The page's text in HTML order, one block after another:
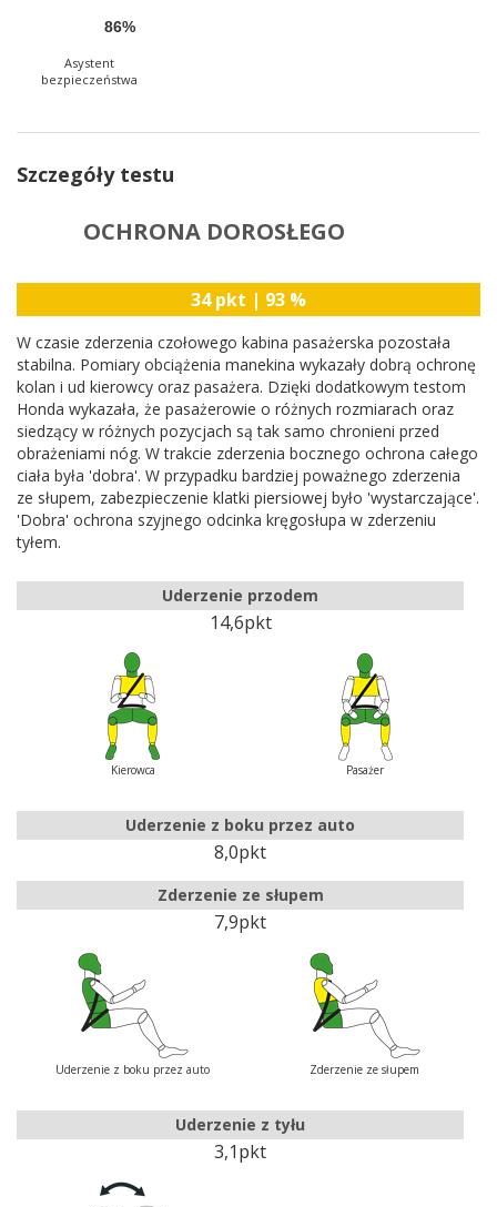
86%
Asystent
bezpieczeństwa
Szczegóły testu
OCHRONA DOROSŁEGO
34 pkt | 93 %
W czasie zderzenia czołowego kabina pasażerska pozostała
stabilna. Pomiary obciążenia manekina wykazały dobrą ochronę
kolan i ud kierowcy oraz pasażera. Dzięki dodatkowym testom
Honda wykazała, że pasażerowie o różnych rozmiarach oraz
siedzący w różnych pozycjach są tak samo chronieni przed
obrażeniami nóg. W trakcie zderzenia bocznego ochrona całego
ciała była 'dobra'. W przypadku bardziej poważnego zderzenia
ze słupem, zabezpieczenie klatki piersiowej było 'wystarczające'.
'Dobra' ochrona szyjnego odcinka kręgosłupa w zderzeniu
tyłem.
Uderzenie przodem
14,6pkt
Kierowca Pasażer
Uderzenie z boku przez auto
8,0pkt
Zderzenie ze słupem
7,9pkt
Uderzenie z boku przez auto Zderzenie ze słupem
Uderzenie z tyłu
3,1pkt